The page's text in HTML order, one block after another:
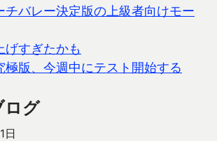
チバレー決定版の上級者向けモー
げすぎたかも
極版、今週中にテスト開始する
ログ
日